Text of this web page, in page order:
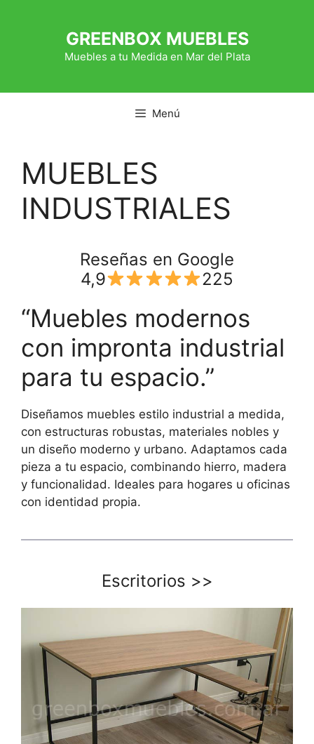
GREENBOX MUEBLES
Muebles a tu Medida en Mar del Plata
Menú
MUEBLES
INDUSTRIALES
Reseñas en Google
4,9
225
“Muebles modernos
con impronta industrial
para tu espacio.”
Diseñamos muebles estilo industrial a medida,
con estructuras robustas, materiales nobles y
un diseño moderno y urbano. Adaptamos cada
pieza a tu espacio, combinando hierro, madera
y funcionalidad. Ideales para hogares u oficinas
con identidad propia.
Escritorios >>